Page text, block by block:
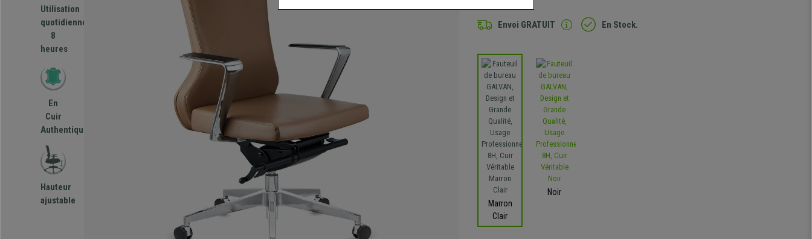
Utilisation
quotidienne
8
heures
En
Cuir
Authentique
Hauteur
ajustable
Envoi GRATUIT En Stock.
Marron
Clair
Noir